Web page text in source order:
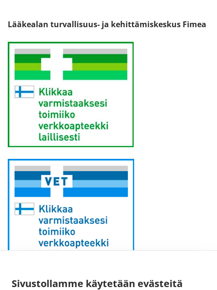
Sivustollamme käytetään evästeitä
Lääkealan turvallisuus- ja kehittämiskeskus Fimea
Sähköpostiosoite: